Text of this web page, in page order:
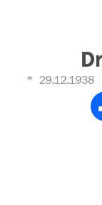
29.12.1938